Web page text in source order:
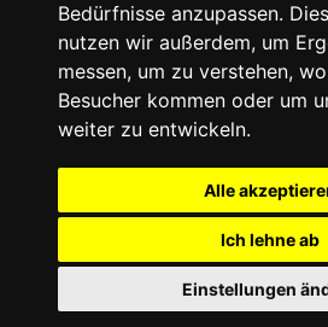
Bedürfnisse anzupassen.
nutzen wir außerdem, um
messen, um zu verstehen,
Besucher kommen oder um
weiter zu entwickeln.
Alle
Ich lehne ab
Einstellungen